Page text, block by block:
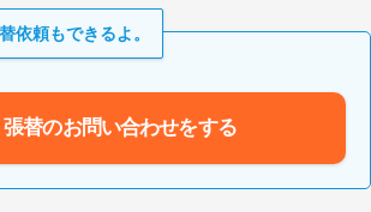
依頼もできるよ。
張替のお問い合わせをする